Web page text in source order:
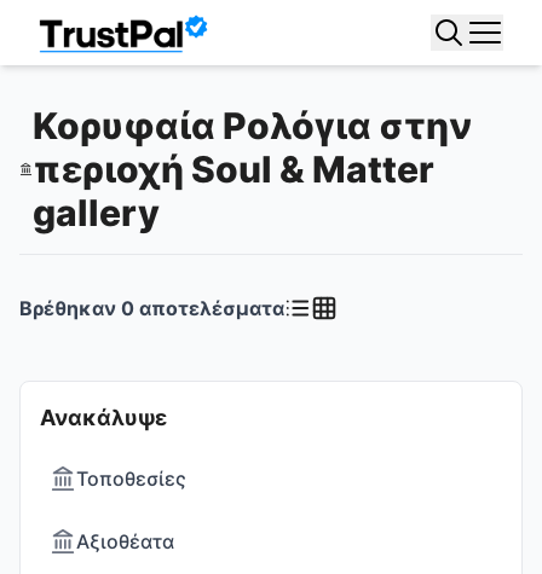
Κορυφαία Ρολόγια στην
περιοχή Soul & Matter
gallery
Ανακάλυψε
Τοποθεσίες
Αξιοθέατα
Βρέθηκαν 0 αποτελέσματα